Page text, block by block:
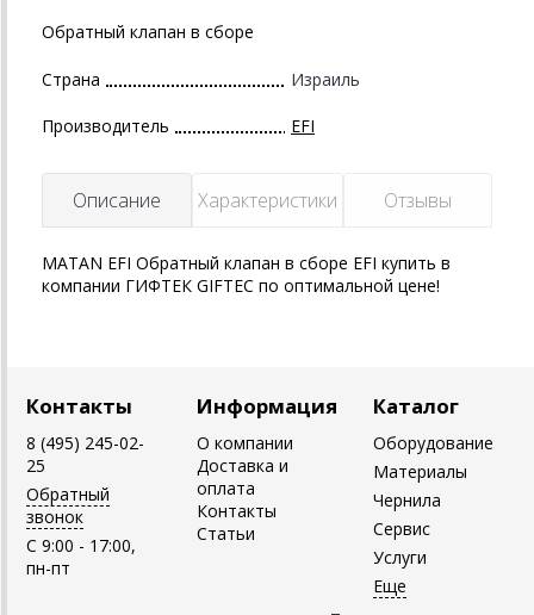
Обратный клапан в сборе
Страна Израиль
Производитель EFI
Описание Характеристики Отзывы
MATAN EFI Обратный клапан в сборе EFI купить в
компании ГИФТЕК GIFTEC по оптимальной цене!
Контакты
8 (495) 245-02-
25
Обратный
звонок
C 9:00 - 17:00,
пн-пт
Информация
О компании
Доставка и
оплата
Контакты
Статьи
Каталог
Оборудование
Материалы
Чернила
Сервис
Услуги